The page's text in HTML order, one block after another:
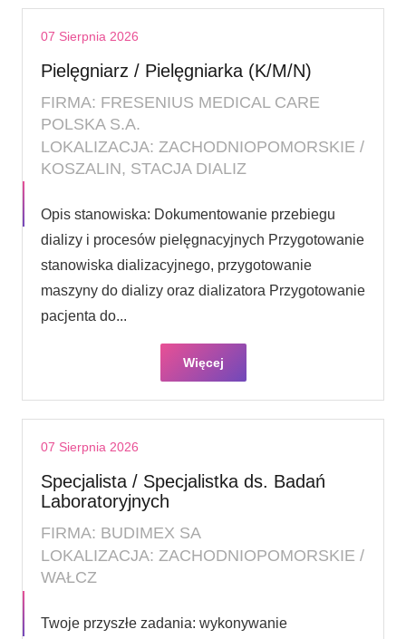
07 Sierpnia 2026
Pielęgniarz / Pielęgniarka (K/M/N)
FIRMA: FRESENIUS MEDICAL CARE
POLSKA S.A.
LOKALIZACJA: ZACHODNIOPOMORSKIE /
KOSZALIN, STACJA DIALIZ
Opis stanowiska: Dokumentowanie przebiegu
dializy i procesów pielęgnacyjnych Przygotowanie
stanowiska dializacyjnego, przygotowanie
maszyny do dializy oraz dializatora Przygotowanie
pacjenta do...
Więcej
07 Sierpnia 2026
Specjalista / Specjalistka ds. Badań
Laboratoryjnych
FIRMA: BUDIMEX SA
LOKALIZACJA: ZACHODNIOPOMORSKIE /
WAŁCZ
Twoje przyszłe zadania: wykonywanie